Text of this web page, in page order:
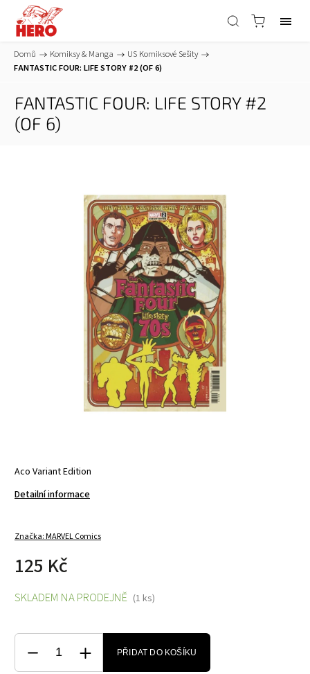
Domů / Komiksy & Manga / US Komiksové Sešity /
FANTASTIC FOUR: LIFE STORY #2 (OF 6)
FANTASTIC FOUR: LIFE STORY #2
(OF 6)
Aco Variant Edition
Detailní informace
Značka:MARVEL Comics
125 Kč
SKLADEM NA PRODEJNĚ (1 ks)
PŘIDAT DO KOŠÍKU